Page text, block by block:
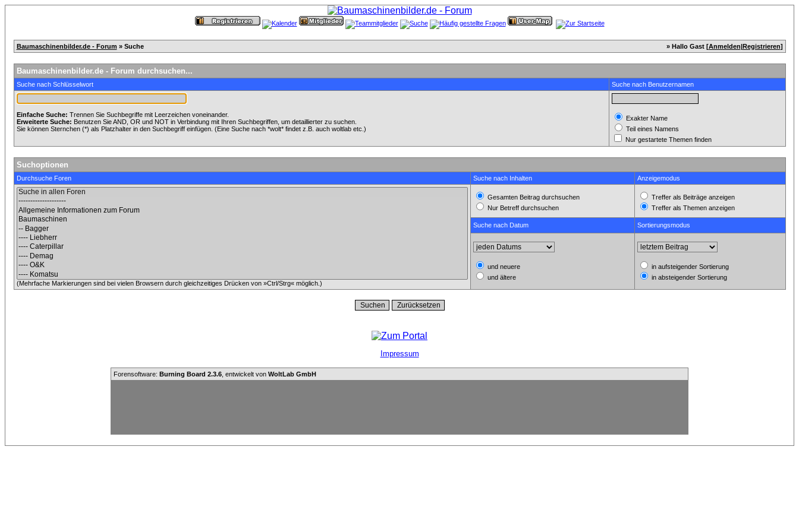
Baumaschinenbilder.de - Forum » Suche » Hallo Gast [Anmelden|Registrieren]
Baumaschinenbilder.de - Forum durchsuchen...
Suche nach Schlüsselwort Suche nach Benutzernamen
Einfache Suche: Trennen Sie Suchbegriffe mit Leerzeichen voneinander.
Erweiterte Suche: Benutzen Sie AND, OR und NOT in Verbindung mit Ihren Suchbegriffen, um detaillierter zu suchen.
Sie können Sternchen (*) als Platzhalter in den Suchbegriff einfügen. (Eine Suche nach *wolt* findet z.B. auch woltlab etc.)
Exakter Name
Teil eines Namens
Nur gestartete Themen finden
Suchoptionen
Durchsuche Foren Suche nach Inhalten Anzeigemodus
(Mehrfache Markierungen sind bei vielen Browsern durch gleichzeitiges Drücken von »Ctrl/Strg« möglich.)
Gesamten Beitrag durchsuchen
Nur Betreff durchsuchen
Treffer als Beiträge anzeigen
Treffer als Themen anzeigen
Suche nach Datum Sortierungsmodus
und neuere
und ältere
in aufsteigender Sortierung
in absteigender Sortierung
Impressum
Forensoftware: Burning Board 2.3.6 , entwickelt von WoltLab GmbH